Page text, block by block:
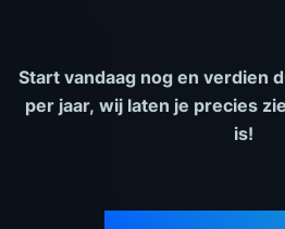
Start vandaag nog en verdien
per jaar, wij laten je precies
is!